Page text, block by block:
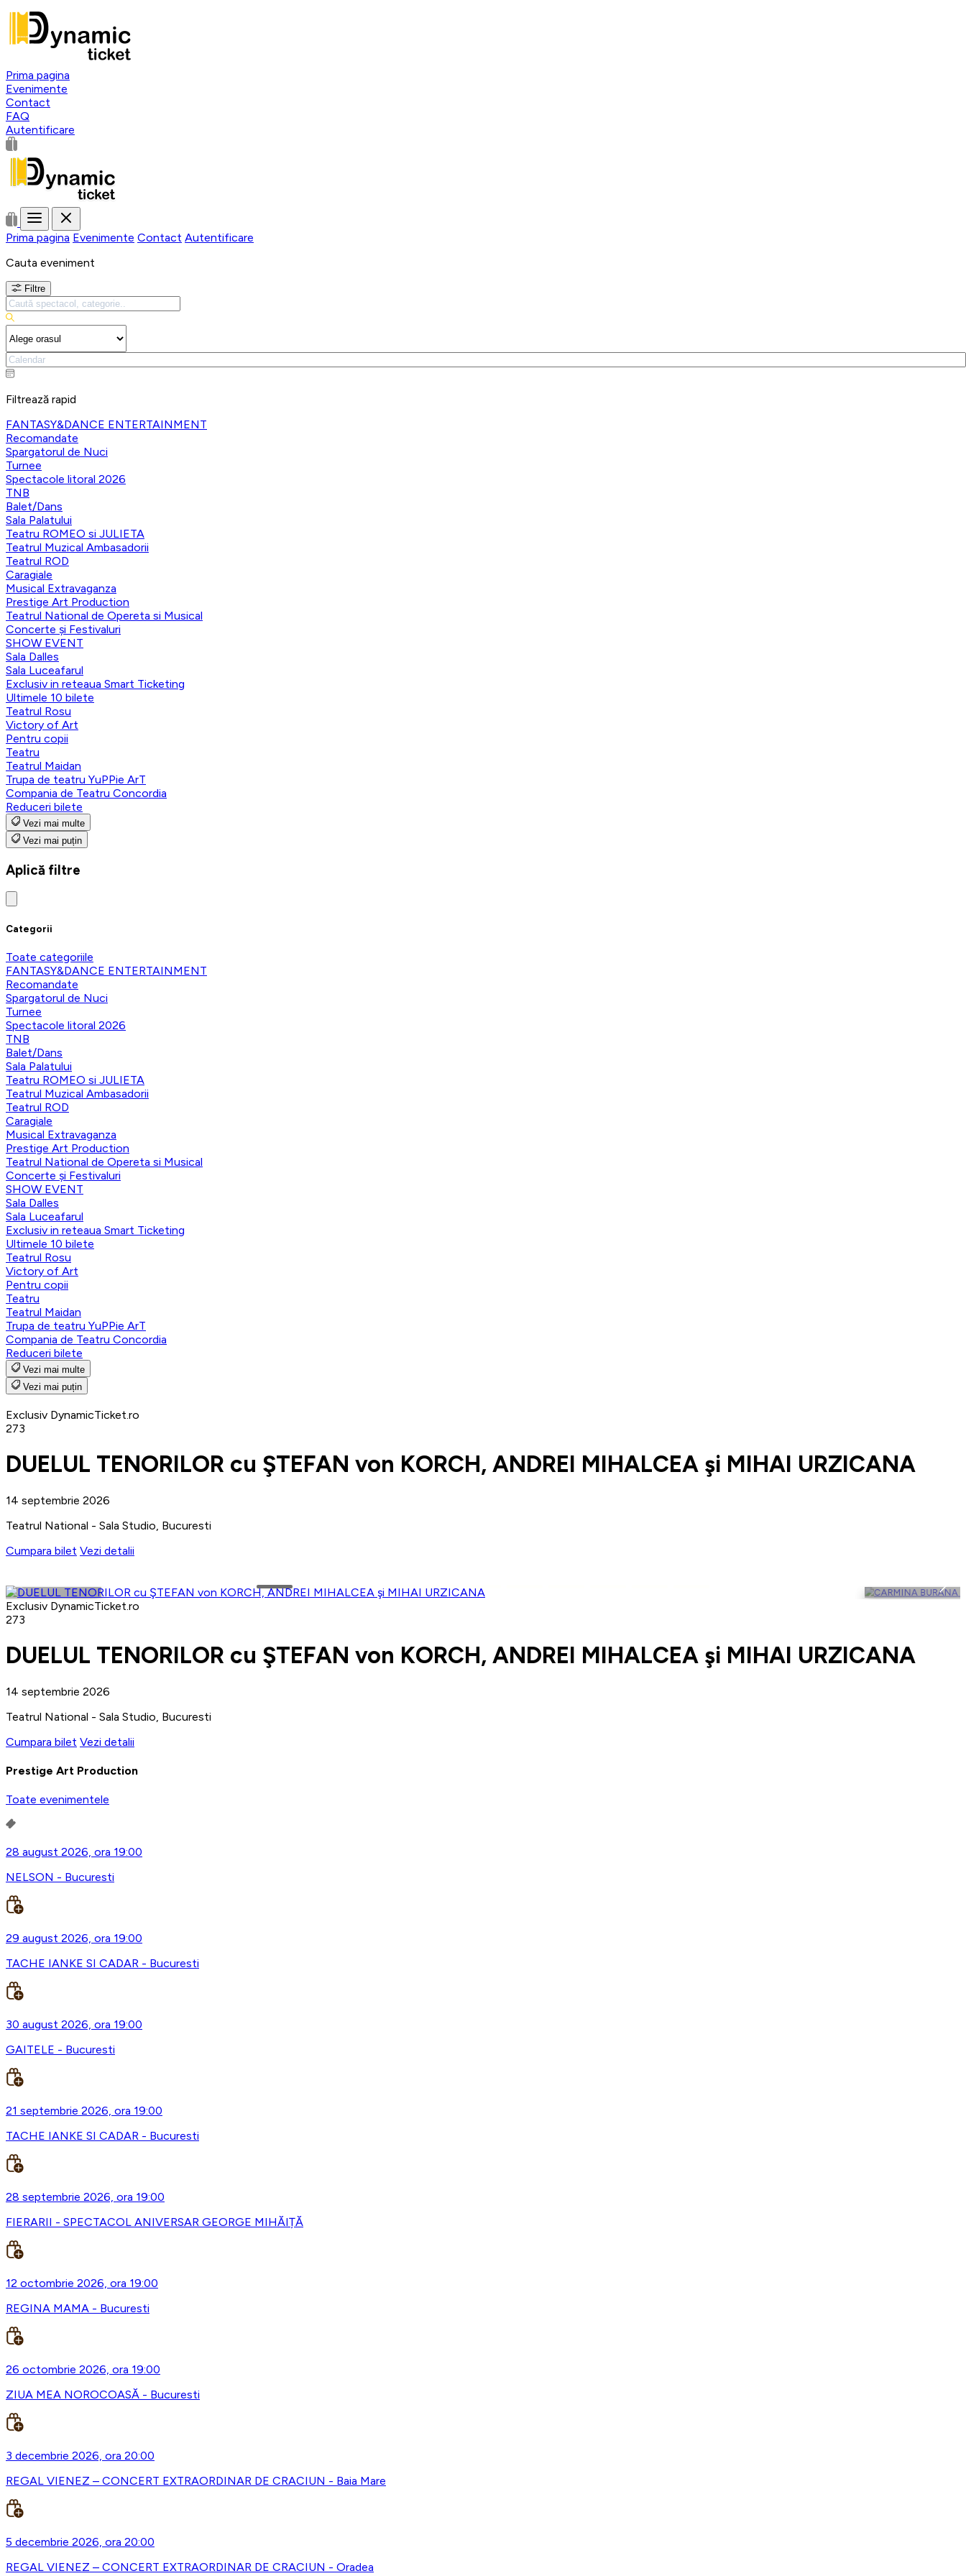
Prima pagina
Evenimente
Contact
FAQ
Autentificare
Prima pagina Evenimente Contact Autentificare
Cauta eveniment
Filtre
Filtrează rapid
FANTASY&DANCE ENTERTAINMENT
Recomandate
Spargatorul de Nuci
Turnee
Spectacole litoral 2026
TNB
Balet/Dans
Sala Palatului
Teatru ROMEO si JULIETA
Teatrul Muzical Ambasadorii
Teatrul ROD
Caragiale
Musical Extravaganza
Prestige Art Production
Teatrul National de Opereta si Musical
Concerte și Festivaluri
SHOW EVENT
Sala Dalles
Sala Luceafarul
Exclusiv in reteaua Smart Ticketing
Ultimele 10 bilete
Teatrul Rosu
Victory of Art
Pentru copii
Teatru
Teatrul Maidan
Trupa de teatru YuPPie ArT
Compania de Teatru Concordia
Reduceri bilete
Vezi mai multe
Vezi mai puțin
Aplică filtre
Categorii
Toate categoriile
FANTASY&DANCE ENTERTAINMENT
Recomandate
Spargatorul de Nuci
Turnee
Spectacole litoral 2026
TNB
Balet/Dans
Sala Palatului
Teatru ROMEO si JULIETA
Teatrul Muzical Ambasadorii
Teatrul ROD
Caragiale
Musical Extravaganza
Prestige Art Production
Teatrul National de Opereta si Musical
Concerte și Festivaluri
SHOW EVENT
Sala Dalles
Sala Luceafarul
Exclusiv in reteaua Smart Ticketing
Ultimele 10 bilete
Teatrul Rosu
Victory of Art
Pentru copii
Teatru
Teatrul Maidan
Trupa de teatru YuPPie ArT
Compania de Teatru Concordia
Reduceri bilete
Vezi mai multe
Vezi mai puțin
Exclusiv DynamicTicket.ro
273
DUELUL TENORILOR cu ŞTEFAN von KORCH, ANDREI MIHALCEA şi MIHAI URZICANA
14 septembrie 2026
Teatrul National - Sala Studio, Bucuresti
Cumpara bilet Vezi detalii
Exclusiv DynamicTicket.ro
273
DUELUL TENORILOR cu ŞTEFAN von KORCH, ANDREI MIHALCEA şi MIHAI URZICANA
14 septembrie 2026
Teatrul National - Sala Studio, Bucuresti
Cumpara bilet Vezi detalii
Prestige Art Production
Toate evenimentele
28 august 2026, ora 19:00
NELSON - Bucuresti
29 august 2026, ora 19:00
TACHE IANKE SI CADAR - Bucuresti
30 august 2026, ora 19:00
GAITELE - Bucuresti
21 septembrie 2026, ora 19:00
TACHE IANKE SI CADAR - Bucuresti
28 septembrie 2026, ora 19:00
FIERARII - SPECTACOL ANIVERSAR GEORGE MIHĂIȚĂ
12 octombrie 2026, ora 19:00
REGINA MAMA - Bucuresti
26 octombrie 2026, ora 19:00
ZIUA MEA NOROCOASĂ - Bucuresti
3 decembrie 2026, ora 20:00
REGAL VIENEZ – CONCERT EXTRAORDINAR DE CRACIUN - Baia Mare
5 decembrie 2026, ora 20:00
REGAL VIENEZ – CONCERT EXTRAORDINAR DE CRACIUN - Oradea